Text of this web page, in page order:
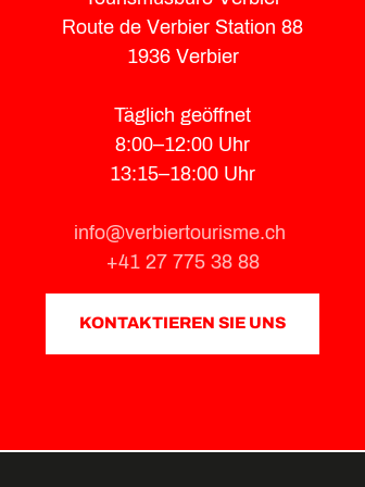
Route de Verbier Station 88
1936 Verbier
Täglich geöffnet
8:00–12:00 Uhr
13:15–18:00 Uhr
info@verbiertourisme.ch
+41 27 775 38 88
KONTAKTIEREN SIE UNS